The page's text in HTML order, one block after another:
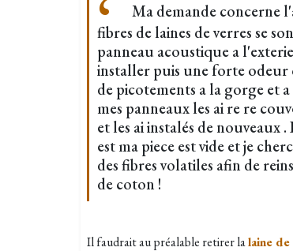
Ma demande concerne
fibres de laines de verres se
panneau acoustique a
installer puis une forte odeur
de picotements a la gorge et
mes panneaux les ai re re
et les ai instalés de nouveaux
est ma piece est vide et je
des fibres volatiles afin de
de coton !
Il faudrait au préalable retirer lalaine